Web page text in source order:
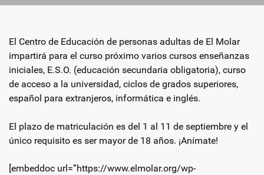
El Centro de Educación de personas adultas de El Molar
impartirá para el curso próximo varios cursos enseñanzas
iniciales, E.S.O. (educación secundaria obligatoria), curso
de acceso a la universidad, ciclos de grados superiores,
español para extranjeros, informática e inglés.
El plazo de matriculación es del 1 al 11 de septiembre y el
único requisito es ser mayor de 18 años. ¡Anímate!
[embeddoc url=”https://www.elmolar.org/wp-